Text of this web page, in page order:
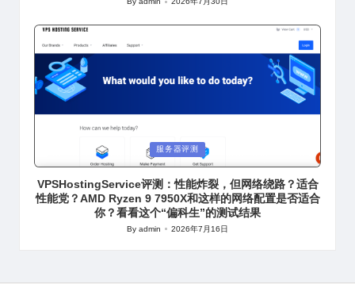
Posted
in
服务器评测
VPSHostingService评测：性能炸裂，但网络绕路？适合
性能党？AMD Ryzen 9 7950X和这样的网络配置是否适合
你？看看这个“偏科生”的测试结果
Posted
Byadmin 2026年7月16日